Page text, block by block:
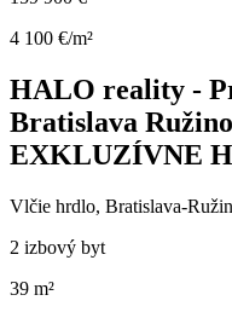
4 100 €/m²
HALO reality -
Bratislava
EXKLUZÍVNE
Vlčie hrdlo, Bratislava-
2 izbový byt
39 m²